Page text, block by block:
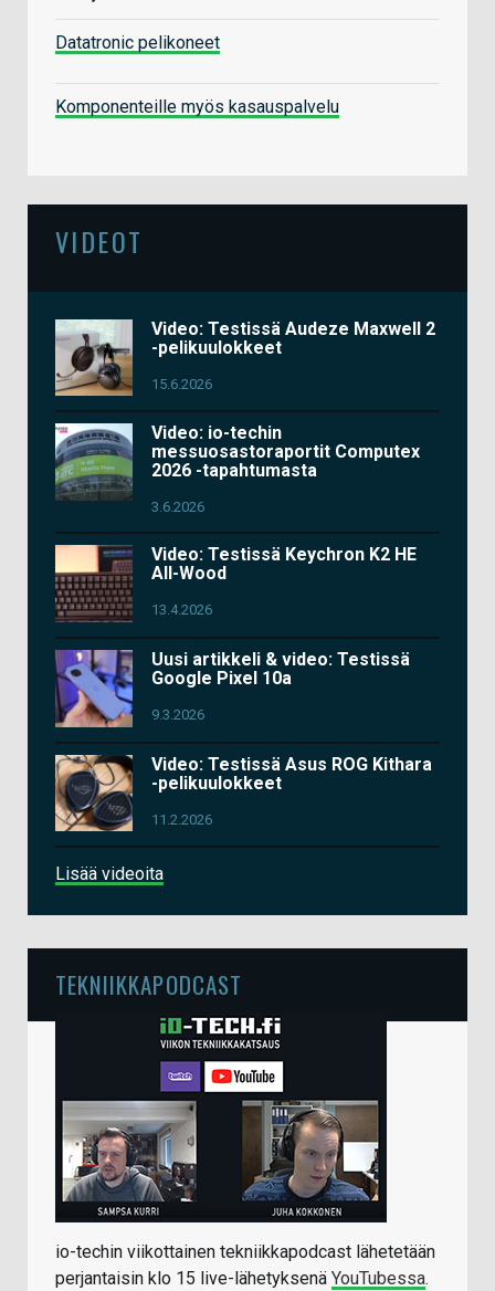
Datatronic pelikoneet
Komponenteille myös kasauspalvelu
VIDEOT
Video: Testissä Audeze Maxwell 2
-pelikuulokkeet
15.6.2026
Video: io-techin
messuosastoraportit Computex
2026 -tapahtumasta
3.6.2026
Video: Testissä Keychron K2 HE
All-Wood
13.4.2026
Uusi artikkeli & video: Testissä
Google Pixel 10a
9.3.2026
Video: Testissä Asus ROG Kithara
-pelikuulokkeet
11.2.2026
Lisää videoita
TEKNIIKKAPODCAST
io-techin viikottainen tekniikkapodcast lähetetään
perjantaisin klo 15 live-lähetyksenä YouTubessa.